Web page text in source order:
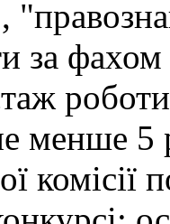
за
менше 5
комісії